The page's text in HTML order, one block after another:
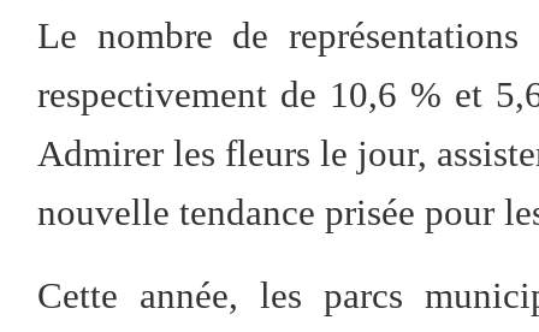
Le nombre de
respectivement de 10,6 % et
Admirer les fleurs le jour,
nouvelle tendance prisée pour
Cette année, les parcs